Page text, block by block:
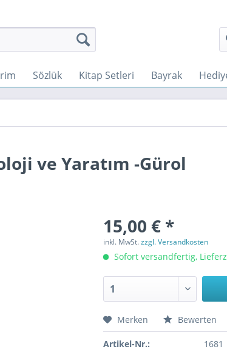
Sözlük Kitap Setleri Bayrak
ve Yaratım -Gürol
15,00 € *
inkl. MwSt.zzgl. Versandkosten
Sofort versandfertig,
Merken Bewerten
Artikel-Nr.:
1681